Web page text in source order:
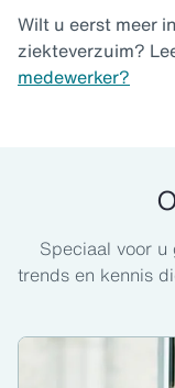
Wilt u eerst meer
ziekteverzuim?
medewerker?
Speciaal voor
trends en kennis